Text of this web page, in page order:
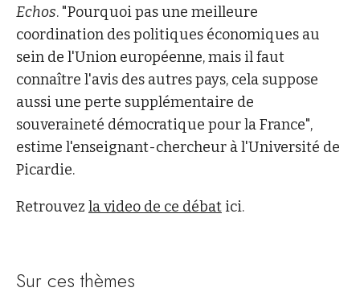
Echos. "Pourquoi pas une meilleure
coordination des politiques économiques au
sein de l'Union européenne, mais il faut
connaître l'avis des autres pays, cela suppose
aussi une perte supplémentaire de
souveraineté démocratique pour la France",
estime l'enseignant-chercheur à l'Université de
Picardie.
Retrouvez la video de ce débat ici.
Sur ces thèmes